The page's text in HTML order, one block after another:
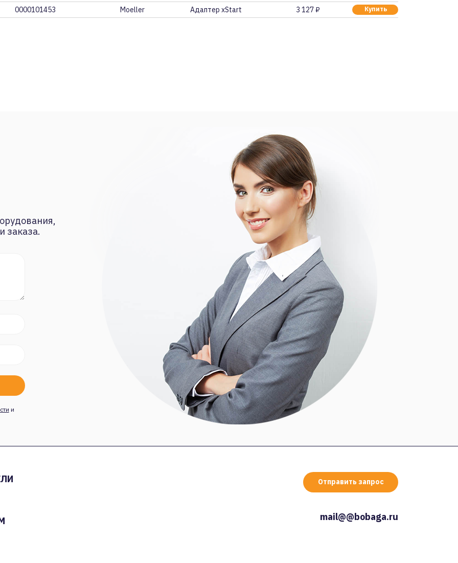
0000101453 Moeller Адаптер xStart 3 127 ₽ Купить
заказа.
и
Отправить запрос
mail@@bobaga.ru